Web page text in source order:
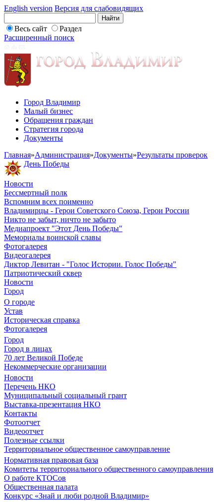
English version Версия для слабовидящих
Весь сайт
Раздел
Расширенный поиск
Город Владимир
Малый бизнес
Обращения граждан
Стратегия города
Документы
Главная»Администрация»Документы»Результаты проверок
День Победы
Новости
Бессмертный полк
Вспомним всех поименно
Владимирцы - Герои Советского Союза, Герои России
Никто не забыт, ничто не забыто
Медиапроект "Этот День Победы"
Мемориалы воинской славы
Фотогалерея
Видеогалерея
Диктор Левитан - "Голос Истории. Голос Победы"
Патриотический сквер
Новости
Город
О городе
Устав
Историческая справка
Фотогалерея
Город
Город в лицах
70 лет Великой Победе
Некоммерческие организации
Новости
Перечень НКО
Муниципальный социальный грант
Выставка-презентация НКО
Контакты
Фотоотчет
Видеоотчет
Полезные ссылки
Территориальное общественное самоуправление
Нормативная правовая база
Комитеты территориального общественного самоуправления
О работе КТОСов
Общественная палата
Конкурс «Знай и люби родной Владимир»